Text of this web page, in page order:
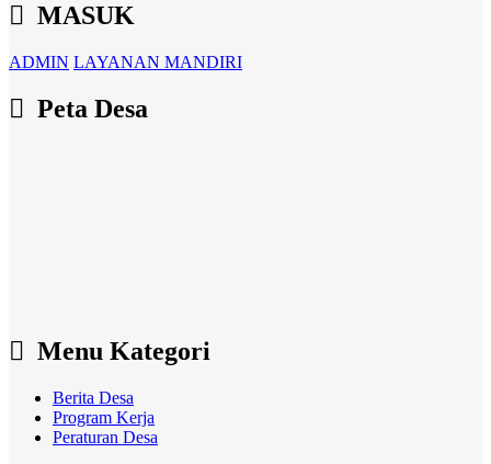
MASUK
ADMIN LAYANAN MANDIRI
Peta Desa
Menu Kategori
Berita Desa
Program Kerja
Peraturan Desa